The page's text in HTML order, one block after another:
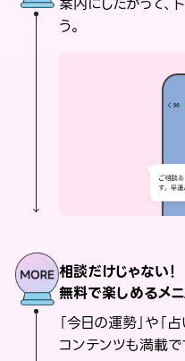
う。
相談だけじゃない！
無料で楽しめるメ
「今日の運勢」や「
コンテンツも満載で